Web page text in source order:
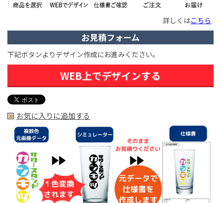
詳しくはこちら
お見積フォーム
下記ボタンよりデザイン作成にお進みください。
WEB上でデザインする
お気に入りに追加する